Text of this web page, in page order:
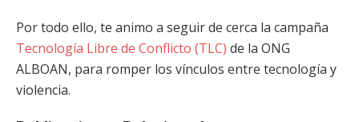
Por todo ello, te animo a seguir de cerca la campaña
Tecnología Libre de Conflicto (TLC) de la ONG
ALBOAN, para romper los vínculos entre tecnología y
violencia.